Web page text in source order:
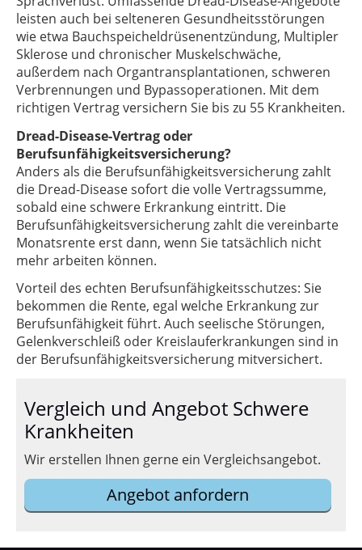
leisten auch bei selteneren Gesundheitsstörungen
wie etwa Bauchspeicheldrüsenentzündung, Multipler
Sklerose und chronischer Muskelschwäche,
außerdem nach Organtransplantationen, schweren
Verbrennungen und Bypassoperationen. Mit dem
richtigen Vertrag versichern Sie bis zu 55 Krankheiten.
Dread-Disease-Vertrag oder
Berufsunfähigkeitsversicherung?
Anders als die Berufsunfähigkeitsversicherung zahlt
die Dread-Disease sofort die volle Vertragssumme,
sobald eine schwere Erkrankung eintritt. Die
Berufsunfähigkeitsversicherung zahlt die vereinbarte
Monatsrente erst dann, wenn Sie tatsächlich nicht
mehr arbeiten können.
Vorteil des echten Berufsunfähigkeitsschutzes: Sie
bekommen die Rente, egal welche Erkrankung zur
Berufsunfähigkeit führt. Auch seelische Störungen,
Gelenkverschleiß oder Kreislauferkrankungen sind in
der Berufsunfähigkeitsversicherung mitversichert.
Vergleich und Angebot Schwere
Krankheiten
Wir erstellen Ihnen gerne ein Vergleichsangebot.
Angebot anfordern